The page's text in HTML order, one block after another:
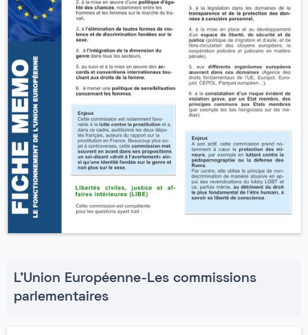
L'Union Européenne-Les commissions
parlementaires